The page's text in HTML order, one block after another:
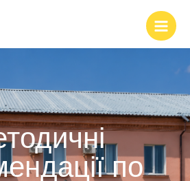
по